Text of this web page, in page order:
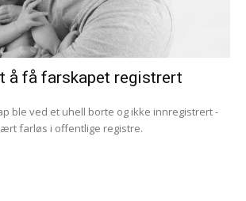
å få farskapet registrert
ble ved et uhell borte og ikke innregistrert -
farløs i offentlige registre.